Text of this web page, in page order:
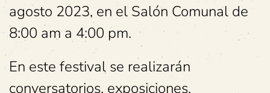
agosto 2023, en el Salón Comunal de
8:00 am a 4:00 pm.
En este festival se realizarán
conversatorios, exposiciones,